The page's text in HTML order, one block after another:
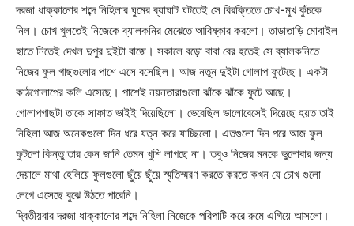
দরজা ধাক্কানোর শব্দে নিহিলার ঘুমের ব্যাঘাট ঘটতেই সে বিরক্তিতে চোখ-মুখ কুঁচকে
নিল। চোখ খুলতেই নিজেকে ব্যালকনির মেঝেতে আবিষ্কার করলো। তাড়াতাড়ি মোবাইল
হাতে নিতেই দেখল দুপুর দুইটা বাজে। সকালে বড়ো বাবা বের হতেই সে ব্যালকনিতে
নিজের ফুল গাছগুলোর পাশে এসে বসেছিল। আজ নতুন দুইটা গোলাপ ফুটেছে। একটা
কাঠগোলাপের কলি এসেছে। পাশেই নয়নতারাগুলো ঝাঁকে ঝাঁকে ফুটে আছে।
গোলাপগাছটা তাকে সাফাত ভাইই দিয়েছিলো। ভেবেছিল ভালোবেসেই দিয়েছে হয়ত তাই
নিহিলা আজ অনেকগুলো দিন ধরে যত্ন করে যাচ্ছিলো। এতগুলো দিন পরে আজ ফুল
ফুটলো কিন্তু তার কেন জানি তেমন খুশি লাগছে না। তবুও নিজের মনকে ভুলোবার জন্য
দেয়ালে মাথা হেলিয়ে ফুলগুলো ছুঁয়ে ছুঁয়ে স্মৃতিস্মরণ করতে করতে কখন যে চোখ গুলো
লেগে এসেছে বুঝে উঠতে পারেনি।
দ্বিতীয়বার দরজা ধাক্কানোর শব্দে নিহিলা নিজেকে পরিপাটি করে রুমে এগিয়ে আসলো।